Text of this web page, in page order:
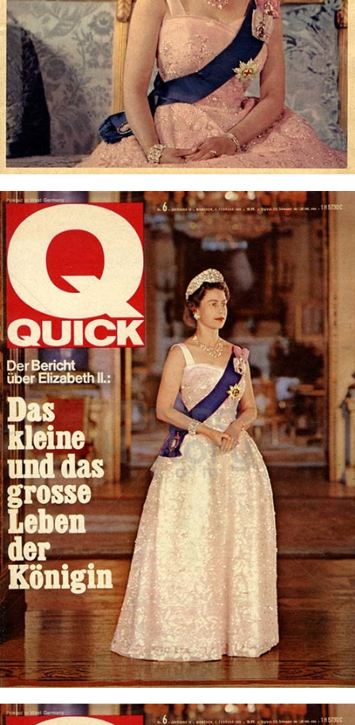
Bild-ID: 73818
QUICK
QUICK - Die Illustrierte (25. 4. 1948 - 27. 8. 1992)
1965
Bild-ID: 73819